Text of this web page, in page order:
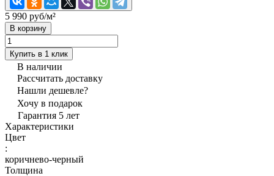
5 990 руб/м²
В корзину
Купить в 1 клик
В наличии
Рассчитать доставку
Нашли дешевле?
Хочу в подарок
Гарантия 5 лет
Характеристики
Цвет
:
коричнево-черный
Толщина